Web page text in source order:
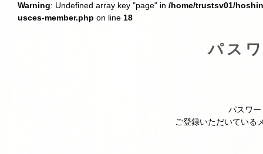
Warning: Undefined array key "page" in /home/trustsv01/
usces-member.php on line 18
パス
パスワ
ご登録いただいている